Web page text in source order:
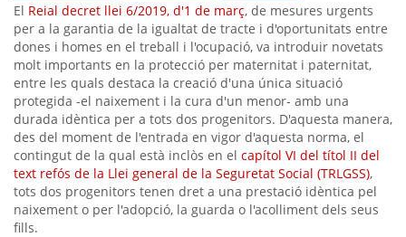
El Reial decret llei 6/2019, d'1 de març, de mesures urgents
per a la garantia de la igualtat de tracte i d'oportunitats entre
dones i homes en el treball i l'ocupació, va introduir novetats
molt importants en la protecció per maternitat i paternitat,
entre les quals destaca la creació d'una única situació
protegida -el naixement i la cura d'un menor- amb una
durada idèntica per a tots dos progenitors. D'aquesta manera,
des del moment de l'entrada en vigor d'aquesta norma, el
contingut de la qual està inclòs en el capítol VI del títol II del
text refós de la Llei general de la Seguretat Social (TRLGSS),
tots dos progenitors tenen dret a una prestació idèntica pel
naixement o per l'adopció, la guarda o l'acolliment dels seus
fills.